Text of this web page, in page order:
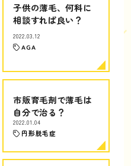
子供の薄毛、何科に
相談すれば良い？
2022.03.12
AGA
市販育毛剤で薄毛は
自分で治る？
2022.01.04
円形脱毛症